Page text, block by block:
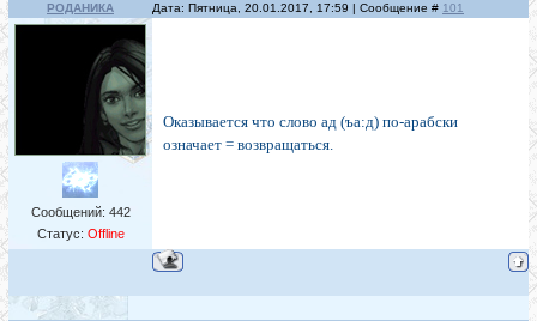
РОДАНИКА Дата: Пятница, 20.01.2017, 17:59 | Сообщение # 101
Сообщений: 442
Статус: Offline
Оказывается что слово ад (ъа:д) по-арабски
означает = возвращаться.